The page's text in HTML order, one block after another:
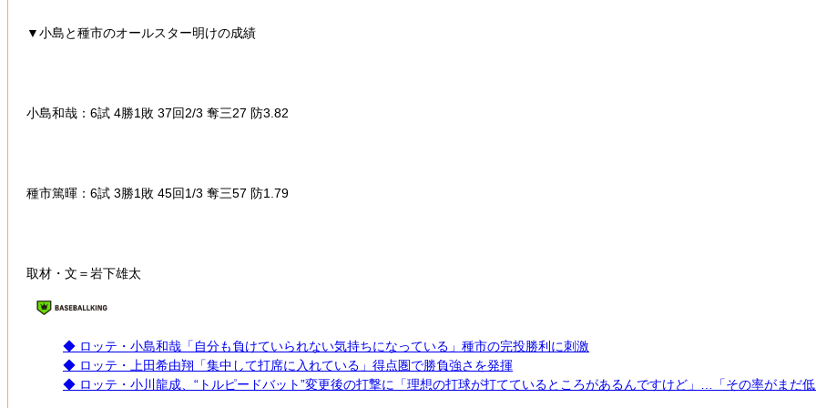
▼小島と種市のオールスター明けの成績
小島和哉：6試 4勝1敗 37回2/3 奪三27 防3.82
種市篤暉：6試 3勝1敗 45回1/3 奪三57 防1.79
取材・文＝岩下雄太
◆ ロッテ・小島和哉「自分も負けていられない気持ちになっている」種市の完投勝利に刺激
◆ ロッテ・上田希由翔「集中して打席に入れている」得点圏で勝負強さを発揮
◆ ロッテ・小川龍成、“トルピードバット”変更後の打撃に「理想の打球が打てているところがあるんですけど」…「その率がまだ